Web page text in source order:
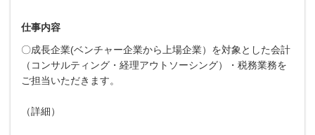
仕事内容
〇成長企業(ベンチャー企業から上場企業）を対象とした会計
（コンサルティング・経理アウトソーシング）・税務業務を
ご担当いただきます。
（詳細）